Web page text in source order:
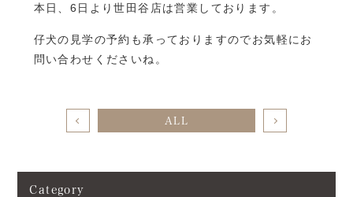
本日、6日より世田谷店は営業しております。
仔犬の見学の予約も承っておりますのでお気軽にお
問い合わせくださいね。
ALL
Category